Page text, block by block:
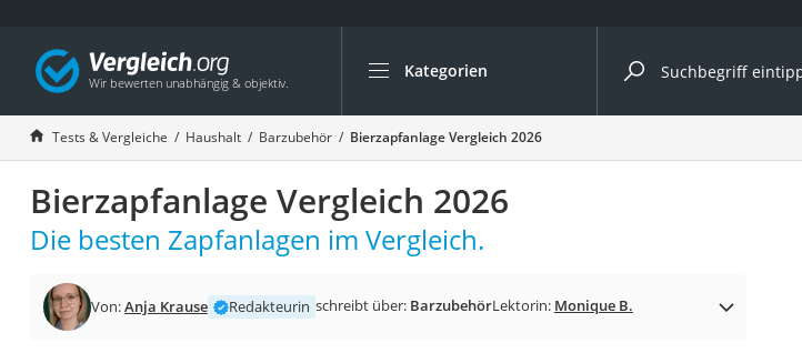
Kategorien
Die beliebtesten Vergleiche nach Kategorie
Haushalt
Wassersprudler
Zentralstaubsauger
Brotbackautomat
Wischroboter
Wäschespinne
Tests & Vergleiche Haushalt Barzubehör Bierzapfanlage Vergleich 2026
Bierzapfanlage Vergleich 2026
Die besten Zapfanlagen im Vergleich.
Von:Anja Krause Redakteurin schreibt über: BarzubehörLektorin: Monique B.